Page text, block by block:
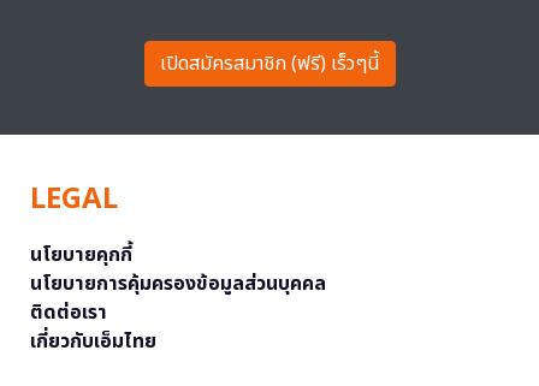
เปิดสมัครสมาชิก (ฟรี) เร็วๆนี้
LEGAL
นโยบายคุกกี้
นโยบายการคุ้มครองข้อมูลส่วนบุคคล
ติดต่อเรา
เกี่ยวกับเอ็มไทย